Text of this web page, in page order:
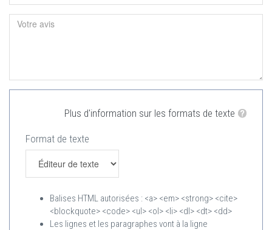
Plus d'information sur les formats de texte
Format de texte
Balises HTML autorisées : <a> <em> <strong> <cite>
<blockquote> <code> <ul> <ol> <li> <dl> <dt> <dd>
Les lignes et les paragraphes vont à la ligne